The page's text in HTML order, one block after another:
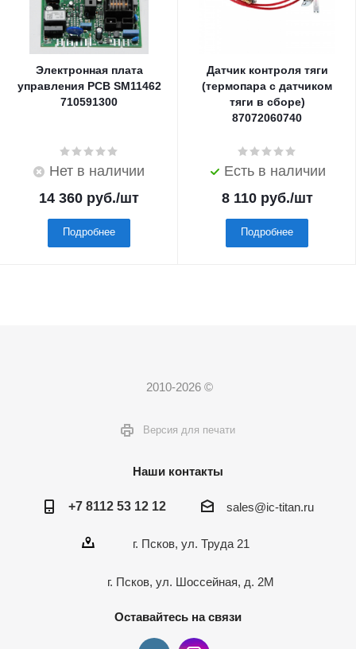
Электронная плата
управления PCB SM11462
710591300
Нет в наличии
14 360 руб./шт
Подробнее
Датчик контроля тяги
(термопара с датчиком
тяги в сборе)
87072060740
Есть в наличии
8 110руб./шт
Подробнее
2010-2026 ©
Версия для печати
Наши контакты
+7 8112 53 12 12 sales@ic-titan.ru
г. Псков, ул. Труда 21
г. Псков, ул. Шоссейная, д. 2М
Оставайтесь на связи